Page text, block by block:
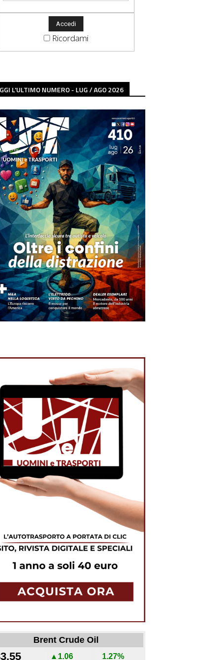
Ricordami
L'ULTIMO NUMERO - LUG / AGO 2026
Brent Crude Oil
▲1.06 1.27%